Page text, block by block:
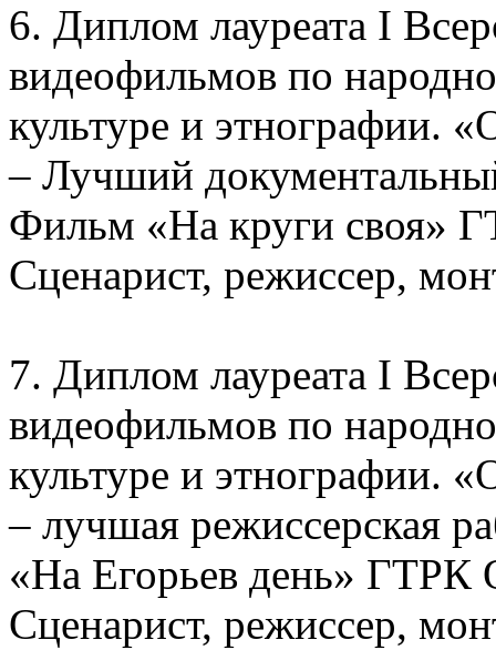
6. Диплом лауреата I
видеофильмов по
культуре и этнографии.
– Лучший
Фильм «На круги своя»
Сценарист, режиссер,
7. Диплом лауреата I
видеофильмов по
культуре и этнографии.
– лучшая режиссерская
«На Егорьев день» ГТРК
Сценарист, режиссер,